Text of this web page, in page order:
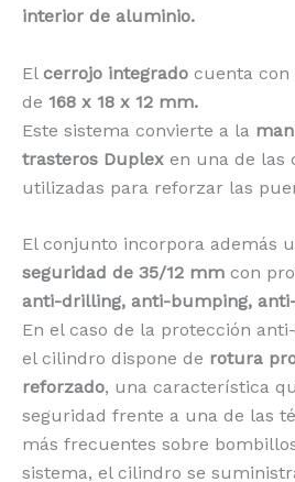
interior de aluminio.
El cerrojo integrado cuenta con
de 168 x 18 x 12 mm.
Este sistema convierte a la
trasteros Duplex en una de las
utilizadas para reforzar las
El conjunto incorpora además
seguridad de 35/12 mm con
anti-drilling, anti-bumping,
En el caso de la protección
el cilindro dispone de rotura
reforzado, una característica
seguridad frente a una de las
más frecuentes sobre
sistema, el cilindro se